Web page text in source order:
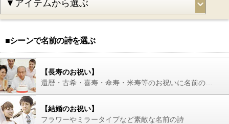
■シーンで名前の詩を選ぶ
【長寿のお祝い】
【結婚のお祝い】
フラワーやミラータイプなど素敵な名前の詩